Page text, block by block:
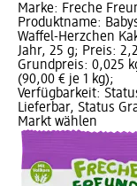
Marke: Freche
Produktname:
Waffel-Herzchen
Jahr, 25 g; Preis:
Grundpreis: 0,025
(90,00 € je 1 kg);
Verfügbarkeit:
Lieferbar, Status
Markt wählen